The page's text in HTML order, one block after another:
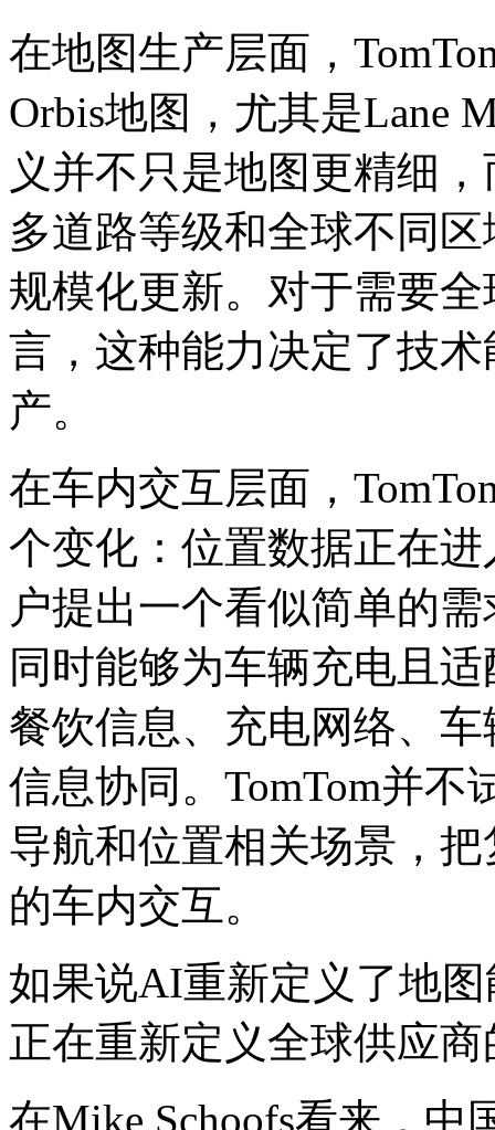
在地图生产层面，
Orbis地图，尤其是Lane
义并不只是地图更精细
多道路等级和全球不同
规模化更新。对于需要
言，这种能力决定了技
产。
在车内交互层面，
个变化：位置数据正在
户提出一个看似简单的
同时能够为车辆充电且
餐饮信息、充电网络、
信息协同。TomTom并不
导航和位置相关场景，
的车内交互。
如果说AI重新定义了地
正在重新定义全球供应
在Mike Schoofs看来，